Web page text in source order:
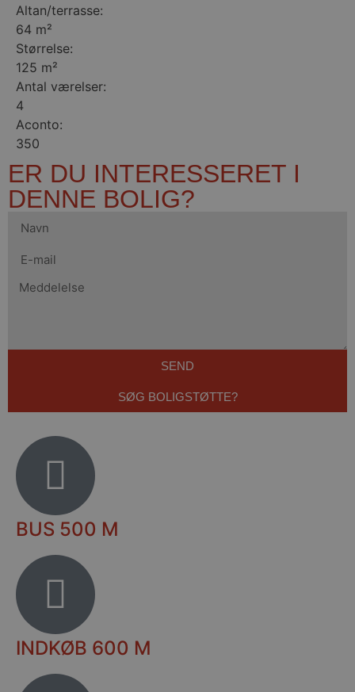
Altan/terrasse:
64 m²
Størrelse:
125 m²
Antal værelser:
4
Aconto:
350
ER DU INTERESSERET I
DENNE BOLIG?
SEND
SØG BOLIGSTØTTE?
BUS 500 M
INDKØB 600 M